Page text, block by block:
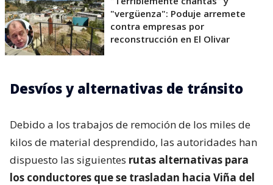
"vergüenza": Poduje arremete
contra empresas por
reconstrucción en El Olivar
Desvíos y alternativas de tránsito
Debido a los trabajos de remoción de los miles de
kilos de material desprendido, las autoridades han
dispuesto las siguientes rutas alternativas para
los conductores que se trasladan hacia Viña del